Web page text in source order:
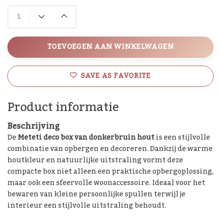
TOEVOEGEN AAN WINKELWAGEN
SAVE AS FAVORITE
Product informatie
Beschrijving
DeMeteti deco box van donkerbruin houtis een stijlvolle
combinatie van opbergen en decoreren. Dankzij de warme
houtkleur en natuurlijke uitstraling vormt deze
compacte box niet alleen een praktische opbergoplossing,
maar ook een sfeervolle woonaccessoire. Ideaal voor het
bewaren van kleine persoonlijke spullen terwijl je
interieur een stijlvolle uitstraling behoudt.